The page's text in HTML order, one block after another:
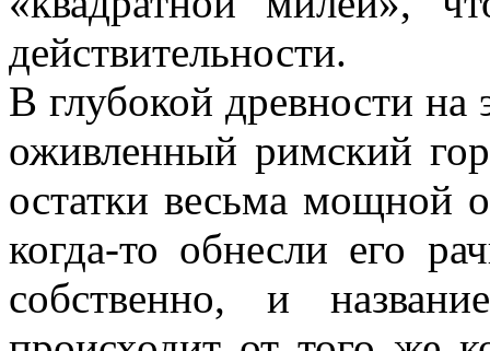
действительности.
В глубокой древности на
оживленный римский
остатки весьма мощной
когда-то обнесли его
собственно, и